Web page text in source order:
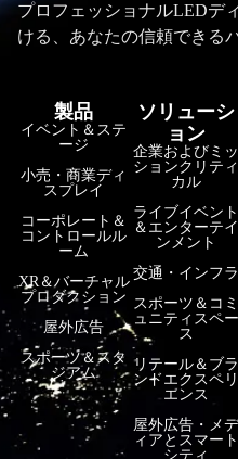
プロフェッショナルLEDデ
ける、あなたの信頼できる
製品
イベント＆ステ
ージ
小売・商業ディ
スプレイ
コーポレート＆
コントロールル
ーム
XR＆バーチャル
プロダクション
屋外広告
スポーツ＆スタ
ジアム
ソリューシ
ョン
企業およびミッ
ションクリティ
カル
ライブイベント
＆エンターテイ
ンメント
交通・インフラ
スポーツ＆コミ
ュニティスペー
ス
リテール＆ブラ
ンドエクスペリ
エンス
屋外広告・メデ
ィアとスマート
シティ